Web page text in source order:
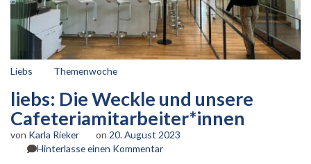
Liebs Themenwoche
liebs: Die Weckle und unsere
Cafeteriamitarbeiter*innen
von Karla Rieker on 20. August 2023
Hinterlasse einen Kommentarzu